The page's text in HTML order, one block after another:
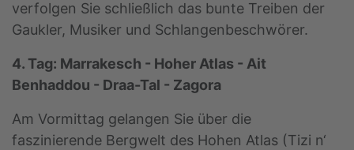
verfolgen Sie schließlich das bunte Treiben der
Gaukler, Musiker und Schlangenbeschwörer.
4. Tag: Marrakesch - Hoher Atlas - Ait
Benhaddou - Draa-Tal - Zagora
Am Vormittag gelangen Sie über die
faszinierende Bergwelt des Hohen Atlas (Tizi n‘